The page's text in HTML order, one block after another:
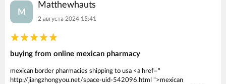
M
Matthewhauts
2 августа 2024 15:41
buying from online mexican pharmacy
mexican border pharmacies shipping to usa <a href="
http://jiangzhongyou.net/space-uid-542096.html ">mexican